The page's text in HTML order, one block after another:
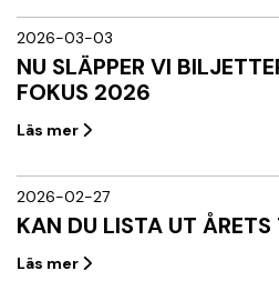
2026-03-03
NU SLÄPPER VI
FOKUS 2026
Läs mer
2026-02-27
KAN DU LISTA UT ÅRETS
Läs mer